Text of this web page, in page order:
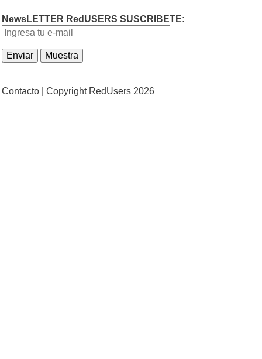
NewsLETTER RedUSERS SUSCRIBETE:
Contacto | Copyright RedUsers 2026